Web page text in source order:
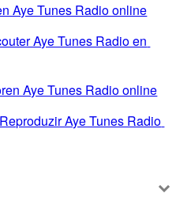
Aye Tunes Radio online
Aye Tunes Radio en
Aye Tunes Radio online
Reproduzir Aye Tunes Radio